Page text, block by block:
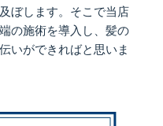
ぼします。そこで当店
の施術を導入し、髪の
いができればと思いま